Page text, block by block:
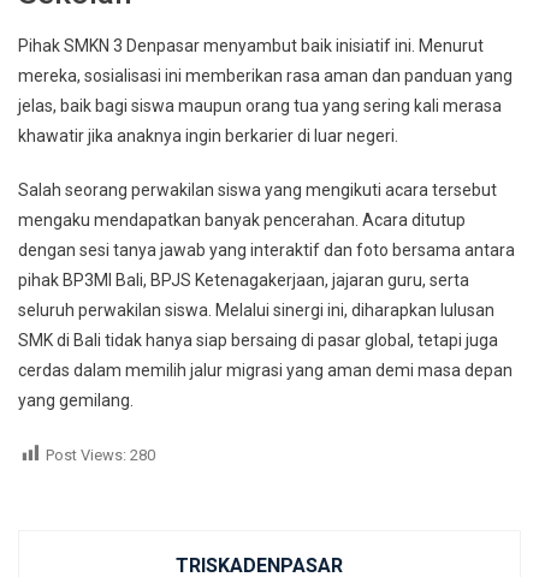
Pihak SMKN 3 Denpasar menyambut baik inisiatif ini. Menurut
mereka, sosialisasi ini memberikan rasa aman dan panduan yang
jelas, baik bagi siswa maupun orang tua yang sering kali merasa
khawatir jika anaknya ingin berkarier di luar negeri.
Salah seorang perwakilan siswa yang mengikuti acara tersebut
mengaku mendapatkan banyak pencerahan. Acara ditutup
dengan sesi tanya jawab yang interaktif dan foto bersama antara
pihak BP3MI Bali, BPJS Ketenagakerjaan, jajaran guru, serta
seluruh perwakilan siswa. Melalui sinergi ini, diharapkan lulusan
SMK di Bali tidak hanya siap bersaing di pasar global, tetapi juga
cerdas dalam memilih jalur migrasi yang aman demi masa depan
yang gemilang.
Post Views: 280
TRISKADENPASAR